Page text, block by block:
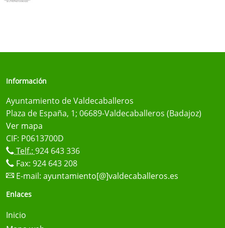
Información
Ayuntamiento de Valdecaballeros
Plaza de España, 1; 06689-Valdecaballeros (Badajoz)
Ver mapa
CIF: P0613700D
Telf.: 924 643 336
Fax: 924 643 208
E-mail: ayuntamiento[@]valdecaballeros.es
Enlaces
Inicio